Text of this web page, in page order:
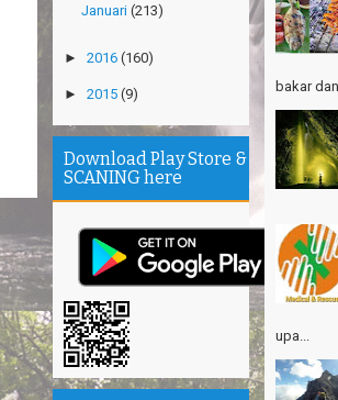
Januari (213)
► 2016 (160)
► 2015 (9)
Download Play Store &
SCANING here
Risna -
TRIms
Tapak
Thanks!
Michael -
Thanks
seru
Santoso
Seru
Sudrajat
エキサ
Nakata-
bakar dan
upa...